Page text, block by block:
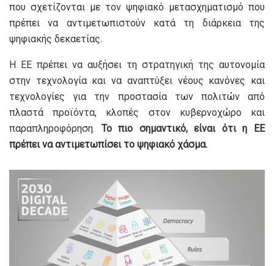
που σχετίζονται με τον ψηφιακό μετασχηματισμό που
πρέπει να αντιμετωπιστούν κατά τη διάρκεια της
ψηφιακής δεκαετίας.
Η ΕΕ πρέπει να αυξήσει τη στρατηγική της αυτονομία
στην τεχνολογία και να αναπτύξει νέους κανόνες και
τεχνολογίες για την προστασία των πολιτών από
πλαστά προϊόντα, κλοπές στον κυβερνοχώρο και
παραπληροφόρηση. Το πιο σημαντικό, είναι ότι η ΕΕ
πρέπει να αντιμετωπίσει το ψηφιακό χάσμα.